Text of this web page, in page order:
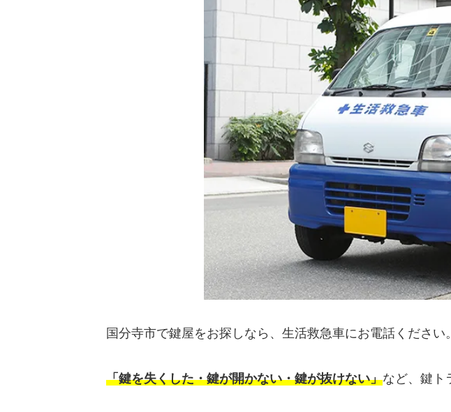
国分寺市で鍵屋をお探しなら、生活救急車にお電話ください。
「鍵を失くした・鍵が開かない・鍵が抜けない」など、鍵ト